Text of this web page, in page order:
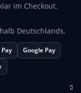
im Checkout.
Deutschlands.
Google Pay